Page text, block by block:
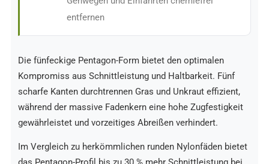
entfernen
Die fünfeckige Pentagon-Form bietet den optimalen
Kompromiss aus Schnittleistung und Haltbarkeit. Fünf
scharfe Kanten durchtrennen Gras und Unkraut effizient,
während der massive Fadenkern eine hohe Zugfestigkeit
gewährleistet und vorzeitiges Abreißen verhindert.
Im Vergleich zu herkömmlichen runden Nylonfäden bietet